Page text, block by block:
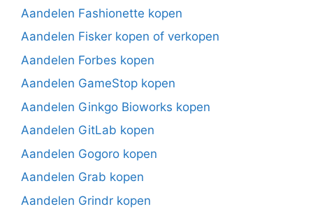
Aandelen Fashionette kopen
Aandelen Fisker kopen of verkopen
Aandelen Forbes kopen
Aandelen GameStop kopen
Aandelen Ginkgo Bioworks kopen
Aandelen GitLab kopen
Aandelen Gogoro kopen
Aandelen Grab kopen
Aandelen Grindr kopen